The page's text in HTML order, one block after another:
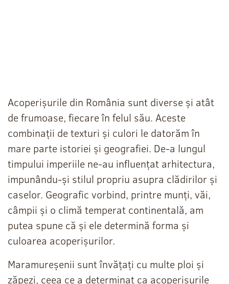
Acoperișurile din România sunt diverse și atât
de frumoase, fiecare în felul său. Aceste
combinații de texturi și culori le datorăm în
mare parte istoriei și geografiei. De-a lungul
timpului imperiile ne-au influențat arhitectura,
impunându-și stilul propriu asupra clădirilor și
caselor. Geografic vorbind, printre munți, văi,
câmpii și o climă temperat continentală, am
putea spune că și ele determină forma și
culoarea acoperișurilor.
Maramureșenii sunt învățați cu multe ploi și
zăpezi, ceea ce a determinat ca acoperișurile